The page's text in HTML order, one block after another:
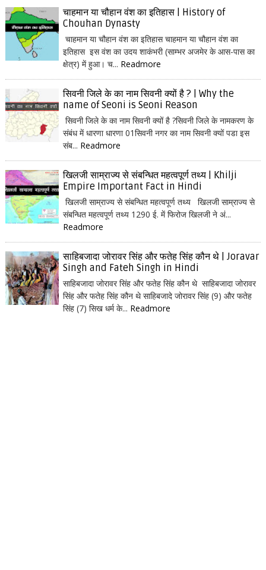
चाहमान या चौहान वंश का इतिहास | History of
Chouhan Dynasty
चाहमान या चौहान वंश का इतिहास चाहमान या चौहान वंश का
इतिहास इस वंश का उदय शाकंभरी (साम्भर अजमेर के आस-पास का
क्षेत्र) में हुआ। च... Readmore
सिवनी जिले के का नाम सिवनी क्यों है ? | Why the
name of Seoni is Seoni Reason
सिवनी जिले के का नाम सिवनी क्यों है ?सिवनी जिले के नामकरण के
संबंध में धारणा धारणा 01सिवनी नगर का नाम सिवनी क्यों पडा इस
संब... Readmore
खिलजी साम्राज्य से संबन्धित महत्वपूर्ण तथ्य | Khilji
Empire Important Fact in Hindi
खिलजी साम्राज्य से संबन्धित महत्वपूर्ण तथ्य खिलजी साम्राज्य से
संबन्धित महत्वपूर्ण तथ्य 1290 ई. में फिरोज खिलजी ने अं...
Readmore
साहिबजादा जोरावर सिंह और फतेह सिंह कौन थे | Joravar
Singh and Fateh Singh in Hindi
साहिबजादा जोरावर सिंह और फतेह सिंह कौन थे साहिबजादा जोरावर
सिंह और फतेह सिंह कौन थे साहिबजादे जोरावर सिंह (9) और फतेह
सिंह (7) सिख धर्म के... Readmore